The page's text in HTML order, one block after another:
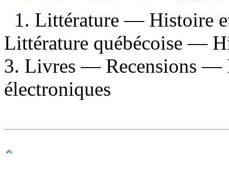
1. Littérature — Histoire
Littérature québécoise —
3. Livres — Recensions —
électroniques